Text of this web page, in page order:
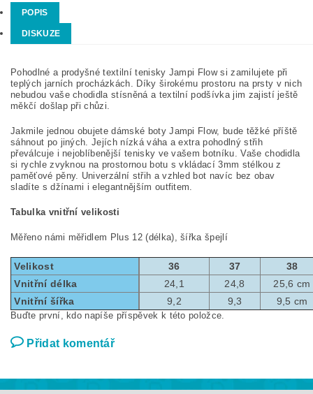
POPIS
DISKUZE
Pohodlné a prodyšné textilní tenisky Jampi Flow si zamilujete při
teplých jarních procházkách. Díky širokému prostoru na prsty v nich
nebudou vaše chodidla stísněná a textilní podšívka jim zajistí ještě
měkčí došlap při chůzi.
Jakmile jednou obujete dámské boty Jampi Flow, bude těžké příště
sáhnout po jiných. Jejích nízká váha a extra pohodlný střih
převálcuje i nejoblíbenější tenisky ve vašem botníku. Vaše chodidla
si rychle zvyknou na prostornou botu s vkládací 3mm stélkou z
paměťové pěny. Univerzální střih a vzhled bot navíc bez obav
sladíte s džínami i elegantnějším outfitem.
Tabulka vnitřní velikosti
Měřeno námi měřidlem Plus 12 (délka), šířka špejlí
Velikost 36 37
38
Vnitřní délka
24,1 24,8
25,6 cm
Vnitřní šířka
9,2 9,3 9,5 cm
Buďte první, kdo napíše příspěvek k této položce.
Přidat komentář